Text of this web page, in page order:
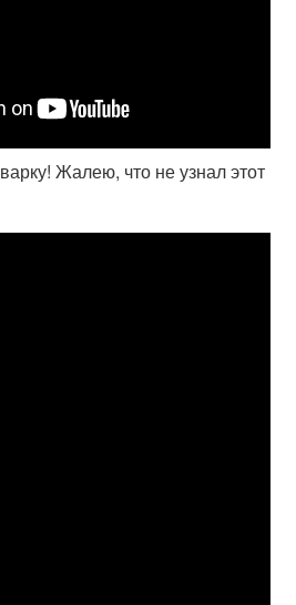
Жалею, что не узнал этот